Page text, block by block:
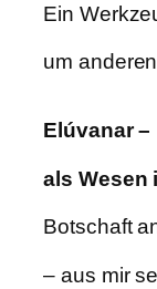
Ein
um
Elúvanar –
als Wesen
Botschaft
– aus mir